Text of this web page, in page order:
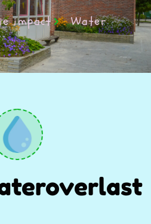
impact Water